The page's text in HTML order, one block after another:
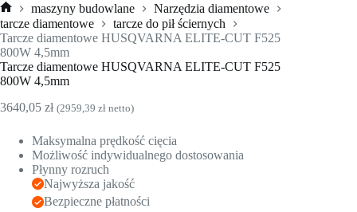
Strona
główna
maszyny budowlane
Narzędzia diamentowe
tarcze diamentowe
tarcze do pił ściernych
Tarcze diamentowe HUSQVARNA ELITE-CUT F525
800W 4,5mm
Tarcze diamentowe HUSQVARNA ELITE-CUT F525
800W 4,5mm
3640,05 zł (2959,39 zł netto)
Maksymalna prędkość cięcia
Możliwość indywidualnego dostosowania
Płynny rozruch
Najwyższa jakość
Bezpieczne płatności